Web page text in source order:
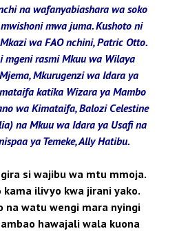
na wafanyabiashara wa soko
mwishoni mwa juma. Kushoto ni
wa FAO nchini, Patric Otto.
mgeni rasmi Mkuu wa Wilaya
Mkurugenzi wa Idara ya
katika Wizara ya Mambo
wa Kimataifa, Balozi Celestine
na Mkuu wa Idara ya Usafi na
ya Temeke, Ally Hatibu.
si wajibu wa mtu mmoja.
kama ilivyo kwa jirani yako.
na watu wengi mara nyingi
hawajali wala kuona